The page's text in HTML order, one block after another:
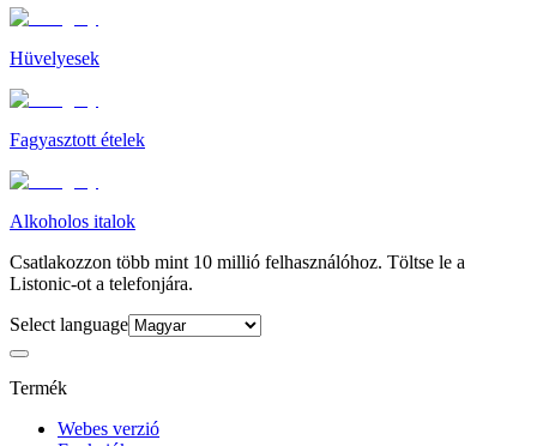
Hüvelyesek
Fagyasztott ételek
Alkoholos italok
Csatlakozzon több mint 10 millió felhasználóhoz. Töltse le a
Listonic-ot a telefonjára.
Select language
Termék
Webes verzió